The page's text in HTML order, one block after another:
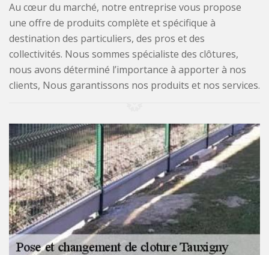
Au cœur du marché, notre entreprise vous propose
une offre de produits complète et spécifique à
destination des particuliers, des pros et des
collectivités. Nous sommes spécialiste des clôtures,
nous avons déterminé l’importance à apporter à nos
clients, Nous garantissons nos produits et nos services.